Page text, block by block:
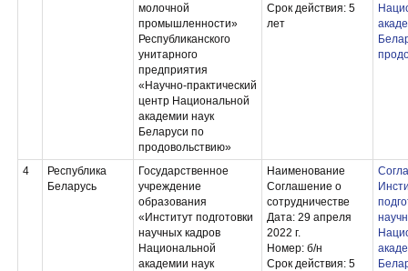
молочной
промышленности»
Республиканского
унитарного
предприятия
«Научно-практический
центр Национальной
академии наук
Беларуси по
продовольствию»
Срок действия: 5
лет
4
Республика
Беларусь
Государственное
учреждение
образования
«Институт подготовки
научных кадров
Национальной
академии наук
Наименование
Соглашение о
сотрудничестве
Дата: 29 апреля
2022 г.
Номер: б/н
Срок действия: 5